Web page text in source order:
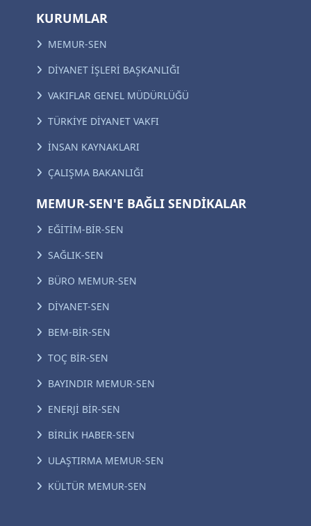
KURUMLAR
MEMUR-SEN
DİYANET İŞLERİ BAŞKANLIĞI
VAKIFLAR GENEL MÜDÜRLÜĞÜ
TÜRKİYE DİYANET VAKFI
İNSAN KAYNAKLARI
ÇALIŞMA BAKANLIĞI
MEMUR-SEN'E BAĞLI SENDİKALAR
EĞİTİM-BİR-SEN
SAĞLIK-SEN
BÜRO MEMUR-SEN
DİYANET-SEN
BEM-BİR-SEN
TOÇ BİR-SEN
BAYINDIR MEMUR-SEN
ENERJİ BİR-SEN
BİRLİK HABER-SEN
ULAŞTIRMA MEMUR-SEN
KÜLTÜR MEMUR-SEN